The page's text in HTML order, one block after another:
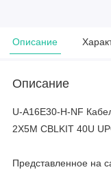
Описание
Описание
U-A16E30-H-NF
2X5M CBLKIT 40U
Представленное на